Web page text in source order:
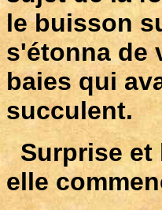
le buisson
s'étonna de
baies qui
succulent.
Surprise et
elle